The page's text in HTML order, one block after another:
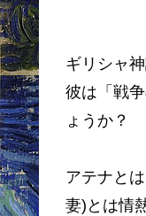
ギリシャ
彼は「戦
ょうか？
アテナと
妻)とは情